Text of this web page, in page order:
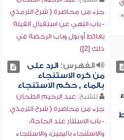
جزء من محاضرة ( شرح الترمذي
- باب النهي عن استقبال القبلة
بغائط أو بول وباب الرخصة في
ذلك [2])
الفهرس:الرد على
من كره الاستنجاء
بالماء , حكم الاستنجاء
للشيخ: عبد الرحيم الطحان
جزء من محاضرة ( شرح الترمذي
- باب الاستتار عند الحاجة،
والاستنجاء باليمين، والاستنجاء